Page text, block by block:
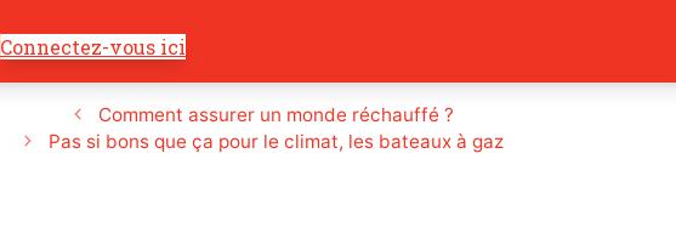
Connectez-vous ici
Comment assurer un monde réchauffé ?
Pas si bons que ça pour le climat, les bateaux à gaz